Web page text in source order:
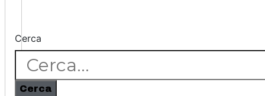
Cerca
Cerca